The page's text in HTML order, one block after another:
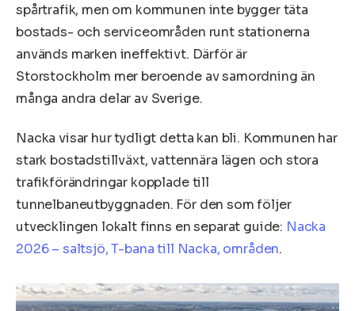
spårtrafik, men om kommunen inte bygger täta
bostads- och serviceområden runt stationerna
används marken ineffektivt. Därför är
Storstockholm mer beroende av samordning än
många andra delar av Sverige.
Nacka visar hur tydligt detta kan bli. Kommunen har
stark bostadstillväxt, vattennära lägen och stora
trafikförändringar kopplade till
tunnelbaneutbyggnaden. För den som följer
utvecklingen lokalt finns en separat guide: Nacka
2026 – saltsjö, T-bana till Nacka, områden.